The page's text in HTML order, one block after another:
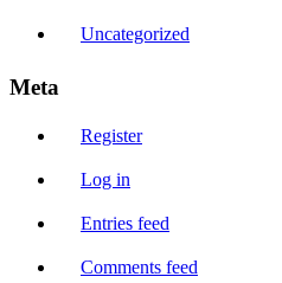
Uncategorized
Meta
Register
Log in
Entries feed
Comments feed